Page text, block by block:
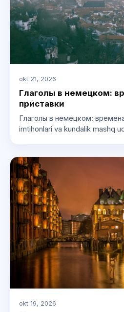
okt 21, 2026
Глаголы в немецком:
приставки
Глаголы в немецком:
imtihonlari va kundalik mashq
okt 19, 2026